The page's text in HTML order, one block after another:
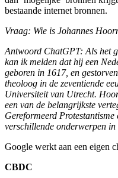
bestaande internet bronnen.
Vraag: Wie is Johannes
Antwoord ChatGPT: Als het
kan ik melden dat hij een
geboren in 1617, en
theoloog in de zeventiende
Universiteit van Utrecht.
een van de belangrijkste
Gereformeerd
verschillende onderwerpen
Google werkt aan een eigen
CBDC